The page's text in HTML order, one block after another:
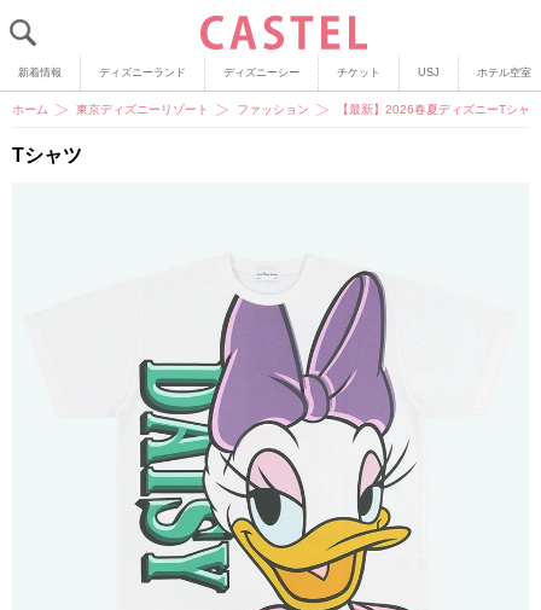
新着情報 ディズニーランド ディズニーシー チケット USJ ホテル空室
ホーム 東京ディズニーリゾート ファッション 【最新】2026春夏ディズニーTシャ
Tシャツ